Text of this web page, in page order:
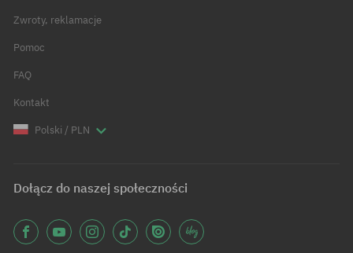
Zwroty, reklamacje
Pomoc
FAQ
Kontakt
Polski / PLN
Dołącz do naszej społeczności